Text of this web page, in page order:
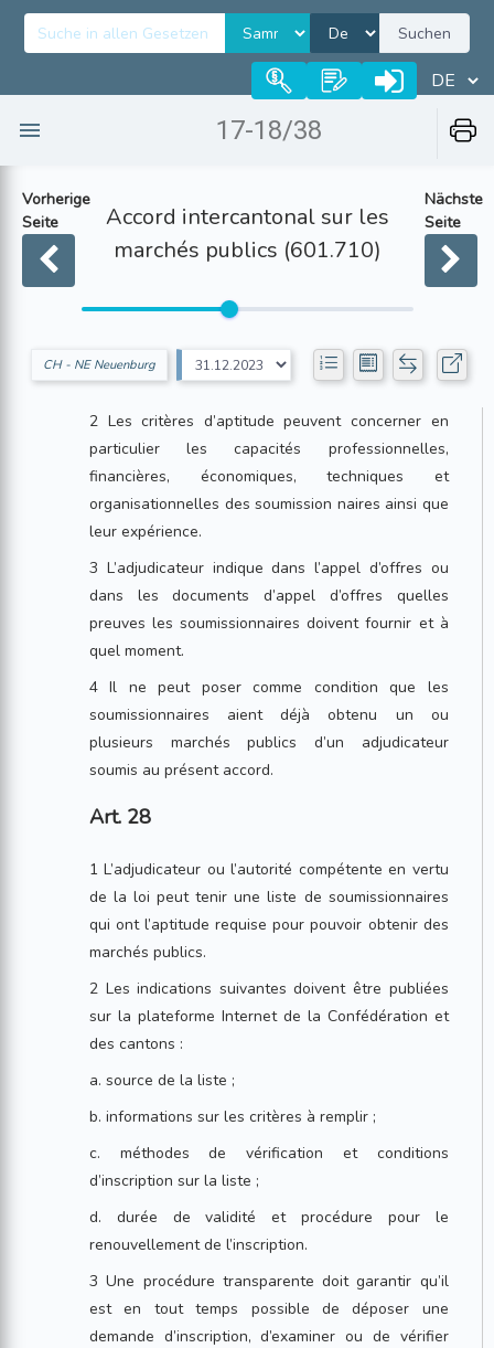
Suchen
17-18/38
Vorherige
Seite
Accord intercantonal sur les
marchés publics (601.710)
Nächste
Seite
CH - NE Neuenburg
2 Les critères d’aptitude peuvent concerner en
particulier les capacités professionnelles,
financières, économiques, techniques et
organisationnelles des soumission naires ainsi que
leur expérience.
3 L’adjudicateur indique dans l’appel d’offres ou
dans les documents d’appel d’offres quelles
preuves les soumissionnaires doivent fournir et à
quel moment.
4 Il ne peut poser comme condition que les
soumissionnaires aient déjà obtenu un ou
plusieurs marchés publics d’un adjudicateur
soumis au présent accord.
Art. 28
1 L’adjudicateur ou l’autorité compétente en vertu
de la loi peut tenir une liste de soumissionnaires
qui ont l’aptitude requise pour pouvoir obtenir des
marchés publics.
2 Les indications suivantes doivent être publiées
sur la plateforme Internet de la Confédération et
des cantons :
a. source de la liste ;
b. informations sur les critères à remplir ;
c. méthodes de vérification et conditions
d’inscription sur la liste ;
d. durée de validité et procédure pour le
renouvellement de l’inscription.
3 Une procédure transparente doit garantir qu’il
est en tout temps possible de déposer une
demande d’inscription, d’examiner ou de vérifier